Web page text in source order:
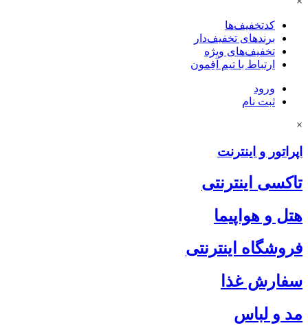
کدتخفیف‌ها
برندهای تخفیف‌دار
تخفیف‌های ویژه
ارتباط با تیم آفِمون
ورود
ثبت نام
×
اپراتور و اینترنت
تاکسی اینترنتی
هتل و هواپیما
فروشگاه اینترنتی
سفارش غذا
مد و لباس